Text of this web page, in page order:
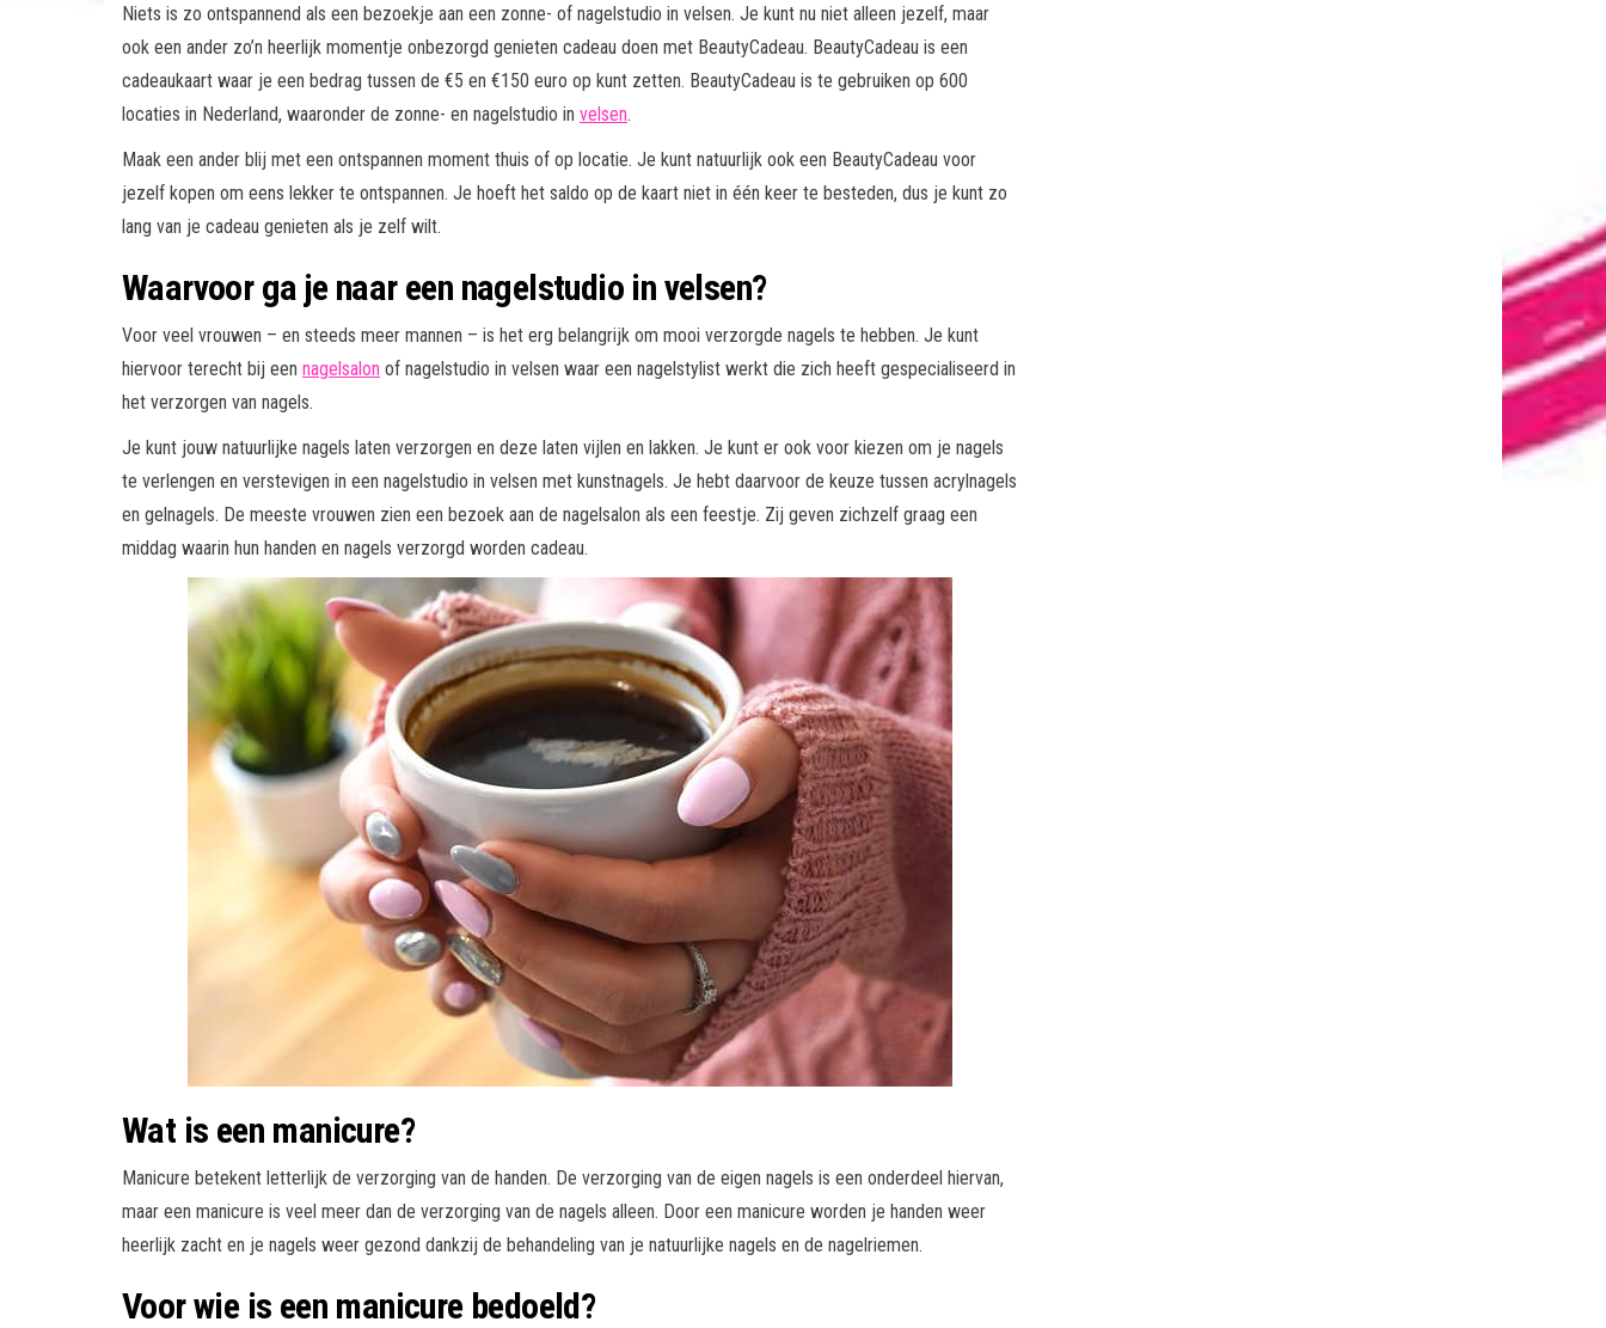
Niets is zo ontspannend als een bezoekje aan een zonne- of nagelstudio in velsen. Je kunt nu niet alleen jezelf, maar
ook een ander zo’n heerlijk momentje onbezorgd genieten cadeau doen met BeautyCadeau. BeautyCadeau is een
cadeaukaart waar je een bedrag tussen de €5 en €150 euro op kunt zetten. BeautyCadeau is te gebruiken op 600
locaties in Nederland, waaronder de zonne- en nagelstudio in velsen.
Maak een ander blij met een ontspannen moment thuis of op locatie. Je kunt natuurlijk ook een BeautyCadeau voor
jezelf kopen om eens lekker te ontspannen. Je hoeft het saldo op de kaart niet in één keer te besteden, dus je kunt zo
lang van je cadeau genieten als je zelf wilt.
Waarvoor ga je naar een nagelstudio in velsen?
Voor veel vrouwen – en steeds meer mannen – is het erg belangrijk om mooi verzorgde nagels te hebben. Je kunt
hiervoor terecht bij een nagelsalon of nagelstudio in velsen waar een nagelstylist werkt die zich heeft gespecialiseerd in
het verzorgen van nagels.
Je kunt jouw natuurlijke nagels laten verzorgen en deze laten vijlen en lakken. Je kunt er ook voor kiezen om je nagels
te verlengen en verstevigen in een nagelstudio in velsen met kunstnagels. Je hebt daarvoor de keuze tussen acrylnagels
en gelnagels. De meeste vrouwen zien een bezoek aan de nagelsalon als een feestje. Zij geven zichzelf graag een
middag waarin hun handen en nagels verzorgd worden cadeau.
Wat is een manicure?
Manicure betekent letterlijk de verzorging van de handen. De verzorging van de eigen nagels is een onderdeel hiervan,
maar een manicure is veel meer dan de verzorging van de nagels alleen. Door een manicure worden je handen weer
heerlijk zacht en je nagels weer gezond dankzij de behandeling van je natuurlijke nagels en de nagelriemen.
Voor wie is een manicure bedoeld?